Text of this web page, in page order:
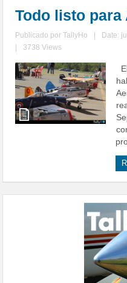
Todo listo para
Publicado porTallyHo Date:
3738 Views